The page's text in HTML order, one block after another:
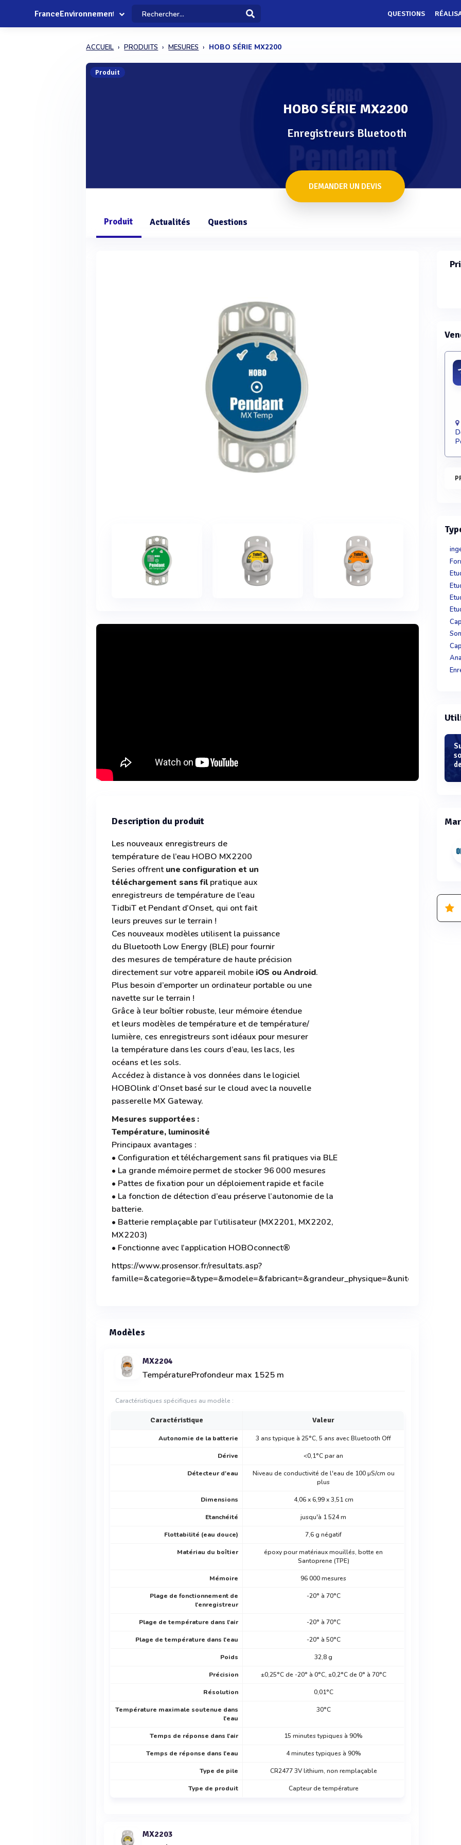
FranceEnvironnement QUESTIONS
ACCUEIL PRODUITS MESURES HOBO SÉRIE MX2200
Produit
HOBO SÉRIE MX2200
Enregistreurs Bluetooth
DEMANDER UN DEVIS
Produit Actualités Questions
Description du produit
Les nouveaux enregistreurs de
température de l’eau HOBO MX2200
Series offrentune configuration et un
téléchargement sans filpratique aux
enregistreurs de température de l’eau
TidbiT et Pendant d’Onset, qui ont fait
leurs preuves sur le terrain !
Ces nouveaux modèles utilisent la puissance
du Bluetooth Low Energy (BLE) pour fournir
des mesures de température de haute précision
directement sur votre appareil mobile iOS ou Android.
Plus besoin d’emporter un ordinateur portable ou une
navette sur le terrain !
Grâce à leur boîtier robuste, leur mémoire étendue
et leurs modèles de température et de température/
lumière, ces enregistreurs sont idéaux pour mesurer
la température dans les cours d’eau, les lacs, les
océans et les sols.
Accédez à distance à vos données dans le logiciel
HOBOlink d’Onset basé sur le cloud avec la nouvelle
passerelle MX Gateway.
Mesures supportées :
Température, luminosité
Principaux avantages :
• Configuration et téléchargement sans fil pratiques via BLE
• La grande mémoire permet de stocker 96 000 mesures
• Pattes de fixation pour un déploiement rapide et facile
• La fonction de détection d’eau préserve l’autonomie de la
batterie.
• Batterie remplaçable par l’utilisateur (MX2201, MX2202,
MX2203)
• Fonctionne avec l’application HOBOconnect®
https://www.prosensor.fr/resultats.asp?
Modèles
MX2204
TempératureProfondeur max 1525 m
Caractéristiques spécifiques au modèle :
Caractéristique Valeur
Autonomie de la batterie 3 ans typique à 25°C, 5 ans avec Bluetooth Off
Dérive <0,1°C par an
Détecteur d'eau
Niveau de conductivité de l'eau de 100 µS/cm ou
plus
Dimensions 4,06 x 6,99 x 3,51 cm
Etanchéité jusqu'à 1 524 m
Flottabilité (eau douce) 7,6 g négatif
Matériau du boîtier
époxy pour matériaux mouillés, botte en
Santoprene (TPE)
Mémoire 96 000 mesures
Plage de fonctionnement de
l'enregistreur
-20° à 70°C
Plage de température dans l'air -20° à 70°C
Plage de température dans l'eau -20° à 50°C
Poids 32,8 g
Précision ±0,25°C de -20° à 0°C, ±0,2°C de 0° à 70°C
Résolution 0,01°C
Température maximale soutenue dans
l'eau
30°C
Temps de réponse dans l'air 15 minutes typiques à 90%
Temps de réponse dans l'eau 4 minutes typiques à 90%
Type de pile CR2477 3V lithium, non remplaçable
Type de produit Capteur de température
MX2203